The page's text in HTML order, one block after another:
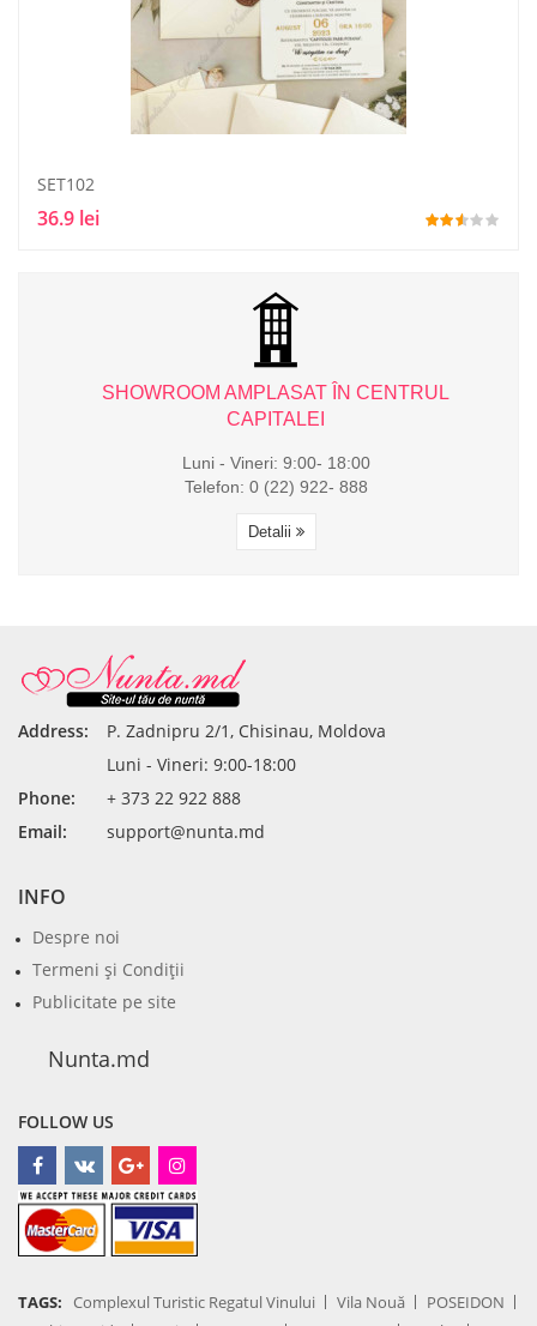
SET102
36.9 lei
SHOWROOM AMPLASAT ÎN CENTRUL
CAPITALEI
Luni - Vineri: 9:00- 18:00
Telefon: 0 (22) 922- 888
Detalii
Address:
P. Zadnipru 2/1, Chisinau, Moldova
Luni - Vineri: 9:00-18:00
Phone:
+ 373 22 922 888
Email:
support@nunta.md
INFO
Despre noi
Termeni şi Condiţii
Publicitate pe site
Nunta.md
FOLLOW US
TAGS: Complexul Turistic Regatul Vinului Vila Nouă
POSEIDON